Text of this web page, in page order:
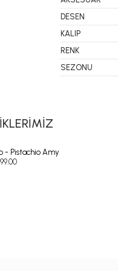
DESEN
KALIP
RENK
SEZONU
- Pistachio Amy